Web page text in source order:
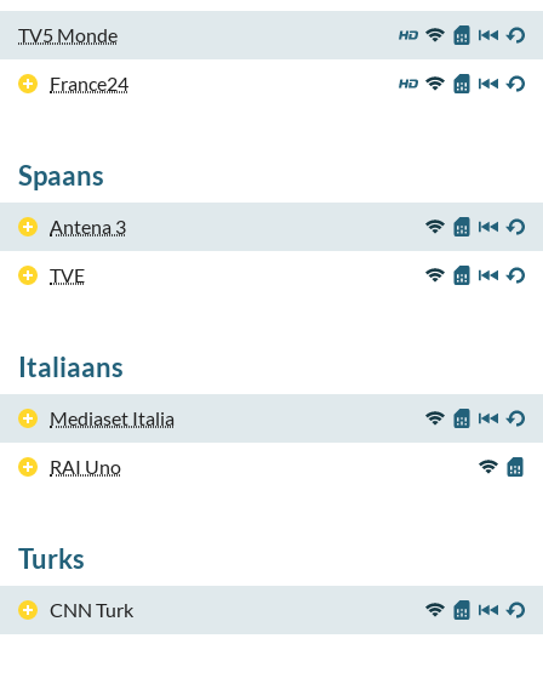
TV5 Monde
France24
Spaans
Antena 3
TVE
Italiaans
Mediaset Italia
RAI Uno
Turks
CNN Turk